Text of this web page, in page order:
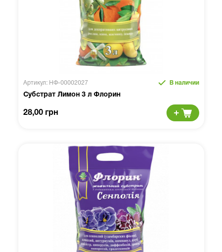
Артикул: НФ-00002027 В наличии
Субстрат Лимон 3 л Флорин
28,00 грн